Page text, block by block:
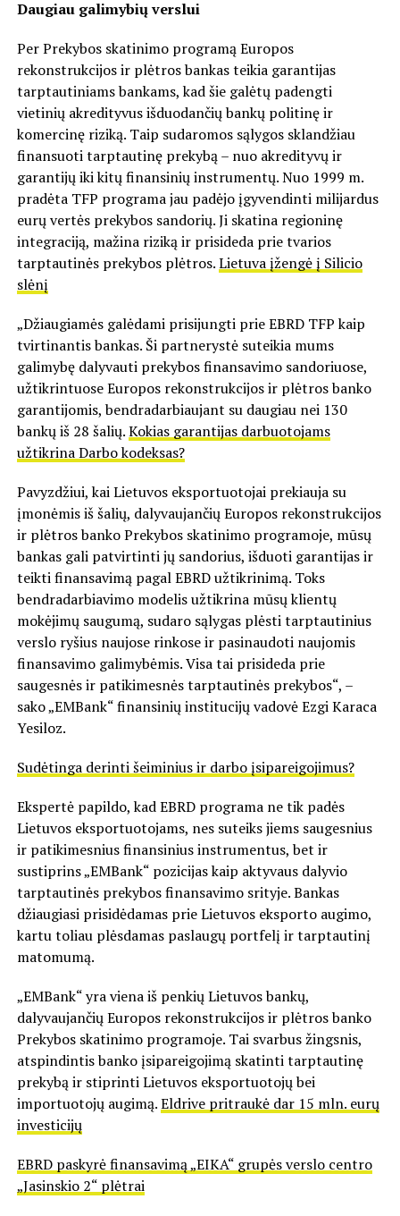
Daugiau galimybių verslui
Per Prekybos skatinimo programą Europos
rekonstrukcijos ir plėtros bankas teikia garantijas
tarptautiniams bankams, kad šie galėtų padengti
vietinių akredityvus išduodančių bankų politinę ir
komercinę riziką. Taip sudaromos sąlygos sklandžiau
finansuoti tarptautinę prekybą – nuo akredityvų ir
garantijų iki kitų finansinių instrumentų. Nuo 1999 m.
pradėta TFP programa jau padėjo įgyvendinti milijardus
eurų vertės prekybos sandorių. Ji skatina regioninę
integraciją, mažina riziką ir prisideda prie tvarios
tarptautinės prekybos plėtros.Lietuva įžengė į Silicio
slėnį
„Džiaugiamės galėdami prisijungti prie EBRD TFP kaip
tvirtinantis bankas. Ši partnerystė suteikia mums
galimybę dalyvauti prekybos finansavimo sandoriuose,
užtikrintuose Europos rekonstrukcijos ir plėtros banko
garantijomis, bendradarbiaujant su daugiau nei 130
bankų iš 28 šalių.Kokias garantijas darbuotojams
užtikrina Darbo kodeksas?
Pavyzdžiui, kai Lietuvos eksportuotojai prekiauja su
įmonėmis iš šalių, dalyvaujančių Europos rekonstrukcijos
ir plėtros banko Prekybos skatinimo programoje, mūsų
bankas gali patvirtinti jų sandorius, išduoti garantijas ir
teikti finansavimą pagal EBRD užtikrinimą. Toks
bendradarbiavimo modelis užtikrina mūsų klientų
mokėjimų saugumą, sudaro sąlygas plėsti tarptautinius
verslo ryšius naujose rinkose ir pasinaudoti naujomis
finansavimo galimybėmis. Visa tai prisideda prie
saugesnės ir patikimesnės tarptautinės prekybos“, –
sako „EMBank“ finansinių institucijų vadovė Ezgi Karaca
Yesiloz.
Sudėtinga derinti šeiminius ir darbo įsipareigojimus?
Ekspertė papildo, kad EBRD programa ne tik padės
Lietuvos eksportuotojams, nes suteiks jiems saugesnius
ir patikimesnius finansinius instrumentus, bet ir
sustiprins „EMBank“ pozicijas kaip aktyvaus dalyvio
tarptautinės prekybos finansavimo srityje. Bankas
džiaugiasi prisidėdamas prie Lietuvos eksporto augimo,
kartu toliau plėsdamas paslaugų portfelį ir tarptautinį
matomumą.
„EMBank“ yra viena iš penkių Lietuvos bankų,
dalyvaujančių Europos rekonstrukcijos ir plėtros banko
Prekybos skatinimo programoje. Tai svarbus žingsnis,
atspindintis banko įsipareigojimą skatinti tarptautinę
prekybą ir stiprinti Lietuvos eksportuotojų bei
importuotojų augimą.Eldrive pritraukė dar 15 mln. eurų
investicijų
EBRD paskyrė finansavimą „EIKA“ grupės verslo centro
„Jasinskio 2“ plėtrai